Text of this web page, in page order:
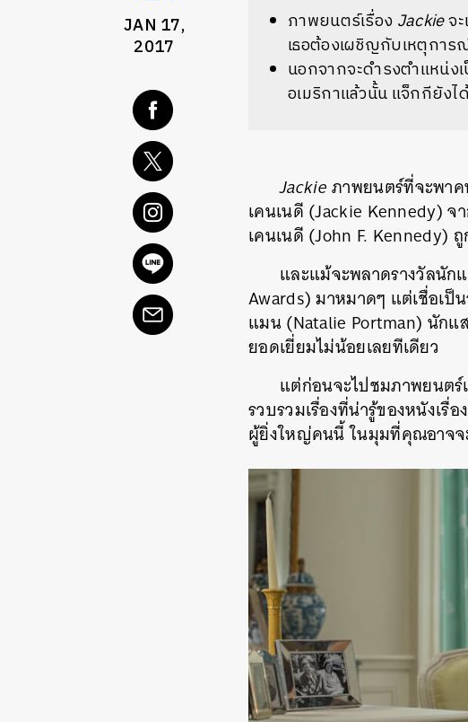
JAN 17,
2017
ภาพยนตร์เรื่อง Jackieจ
เธอต้องเผชิญกับเหตุการ
นอกจากจะดำรงตำแหน่ง
อเมริกาแล้วนั้น แจ็กกียัง
Jackieภาพยนตร์ที่จะพาค
เคนเนดี (Jackie Kennedy)
เคนเนดี (John F. Kennedy)
และแม้จะพลาดรางวัลนัก
Awards) มาหมาดๆ แต่เชื่อเป็
แมน (Natalie Portman) นักแ
ยอดเยี่ยมไม่น้อยเลยทีเดียว
แต่ก่อนจะไปชมภาพยนตร์
รวบรวมเรื่องที่น่ารู้ของหนังเ
ผู้ยิ่งใหญ่คนนี้ ในมุมที่คุณอาจจ